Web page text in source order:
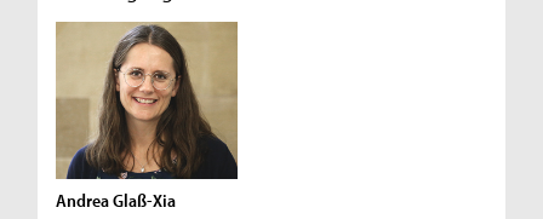
Andrea Glaß-Xia